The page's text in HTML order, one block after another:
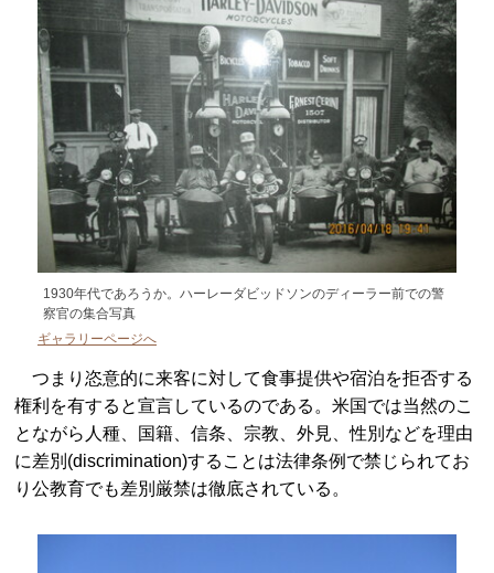
1930年代であろうか。ハーレーダビッドソンのディーラー前での警
察官の集合写真
ギャラリーページへ
つまり恣意的に来客に対して食事提供や宿泊を拒否する
権利を有すると宣言しているのである。米国では当然のこ
とながら人種、国籍、信条、宗教、外見、性別などを理由
に差別(discrimination)することは法律条例で禁じられてお
り公教育でも差別厳禁は徹底されている。